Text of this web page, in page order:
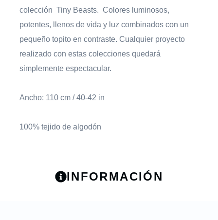
INFORMACIÓN
colección Tiny Beasts. Colores luminosos,
potentes, llenos de vida y luz combinados con un
pequeño topito en contraste. Cualquier proyecto
realizado con estas colecciones quedará
simplemente espectacular.
Ancho: 110 cm / 40-42 in
100% tejido de algodón